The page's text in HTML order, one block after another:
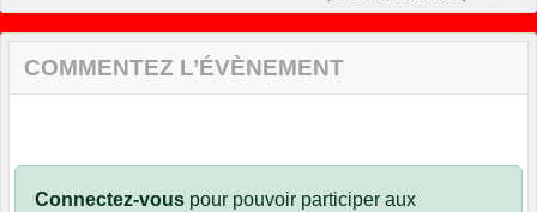
COMMENTEZ L’ÉVÈNEMENT
Connectez-vous pour pouvoir participer aux